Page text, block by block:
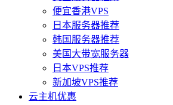
便宜香港VPS
日本服务器推荐
韩国服务器推荐
美国大带宽服务器
日本VPS推荐
新加坡VPS推荐
云主机优惠